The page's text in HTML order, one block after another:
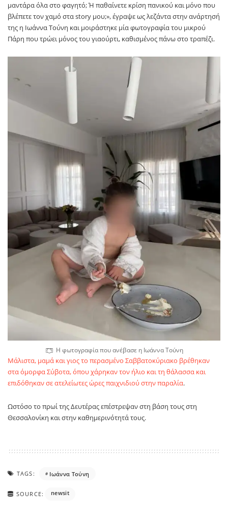
μαντάρα όλα στο φαγητό; Ή παθαίνετε κρίση πανικού και μόνο που
βλέπετε τον χαμό στα story μου;», έγραψε ως λεζάντα στην ανάρτησή
της η Ιωάννα Τούνη και μοιράστηκε μία φωτογραφία του μικρού
Πάρη που τρώει μόνος του γιαούρτι, καθισμένος πάνω στο τραπέζι.
Η φωτογραφία που ανέβασε η Ιωάννα Τούνη
Μάλιστα, μαμά και γιος το περασμένο Σαββατοκύριακο βρέθηκαν
στα όμορφα Σύβοτα, όπου χάρηκαν τον ήλιο και τη θάλασσα και
επιδόθηκαν σε ατελείωτες ώρες παιχνιδιού στην παραλία.
Ωστόσο το πρωί της Δευτέρας επέστρεψαν στη βάση τους στη
Θεσσαλονίκη και στην καθημερινότητά τους.
TAGS: Ιωάννα Τούνη
SOURCE: newsit